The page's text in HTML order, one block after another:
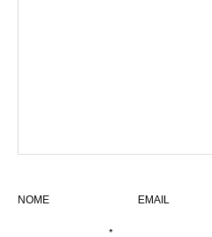
NOME
*
EMAIL